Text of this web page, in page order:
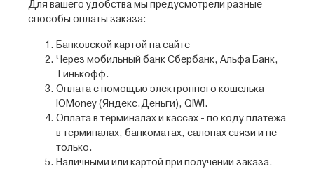
Для вашего удобства мы предусмотрели разные
способы оплаты заказа:
Банковской картой на сайте
Через мобильный банк Сбербанк, Альфа Банк,
Тинькофф.
Оплата с помощью электронного кошелька –
ЮMoney (Яндекс.Деньги), QIWI.
Оплата в терминалах и кассах - по коду платежа
в терминалах, банкоматах, салонах связи и не
только.
Наличными или картой при получении заказа.